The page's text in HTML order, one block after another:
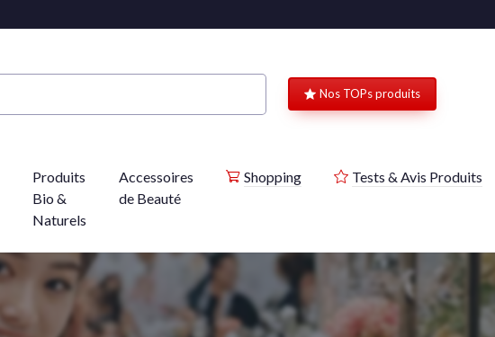
Nos TOPs produits
Produits
Bio &
Naturels
Accessoires
de Beauté
Shopping Tests & Avis Produits